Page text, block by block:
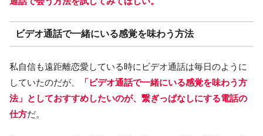
ビデオ通話で一緒にいる感覚を味わう方法
私自信も遠距離恋愛している時にビデオ通話は毎日のように
していたのだが、
「ビデオ通話で一緒にいる感覚を味わう方
法」としておすすめしたいのが、繋ぎっぱなしにする電話の
仕方だ。